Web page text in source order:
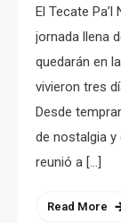
El Tecate
jornada llena
quedarán en
vivieron tres
Desde
de nostalgia y
reunió a […]
Read More